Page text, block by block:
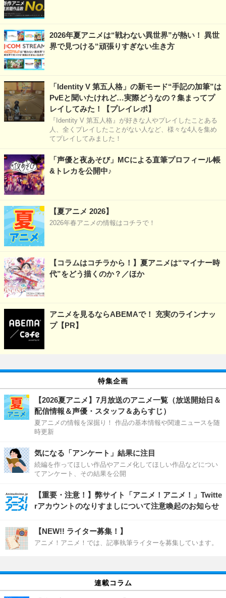
2026年夏アニメは“戦わない異世界”が熱い！ 異世
界で見つける“頑張りすぎない生き方
「Identity V 第五人格」の新モード“手記の加筆”は
PvEと聞いたけれど…実際どうなの？集まってプ
レイしてみた！【プレイレポ】
『Identity V 第五人格』が好きな人やプレイしたことある
人、全くプレイしたことがない人など、様々な4人を集め
てプレイしてみました！
「声優と夜あそび」MCによる直筆プロフィール帳
&トレカを公開中♪
【夏アニメ 2026】
2026年春アニメの情報はコチラで！
【コラムはコチラから！】夏アニメは“マイナー時
代”をどう描くのか？／ほか
アニメを見るならABEMAで！ 充実のラインナッ
プ【PR】
特集企画
【2026夏アニメ】7月放送のアニメ一覧（放送開始日＆
配信情報＆声優・スタッフ＆あらすじ）
夏アニメの情報を深掘り！ 作品の基本情報や関連ニュースを随
時更新
気になる「アンケート」結果に注目
続編を作ってほしい作品やアニメ化してほしい作品などについ
てアンケート、その結果を公開
【重要・注意！】弊サイト「アニメ！アニメ！」Twitte
rアカウントのなりすましについて注意喚起のお知らせ
【NEW!! ライター募集！】
アニメ！アニメ！では、記事執筆ライターを募集しています。
連載コラム